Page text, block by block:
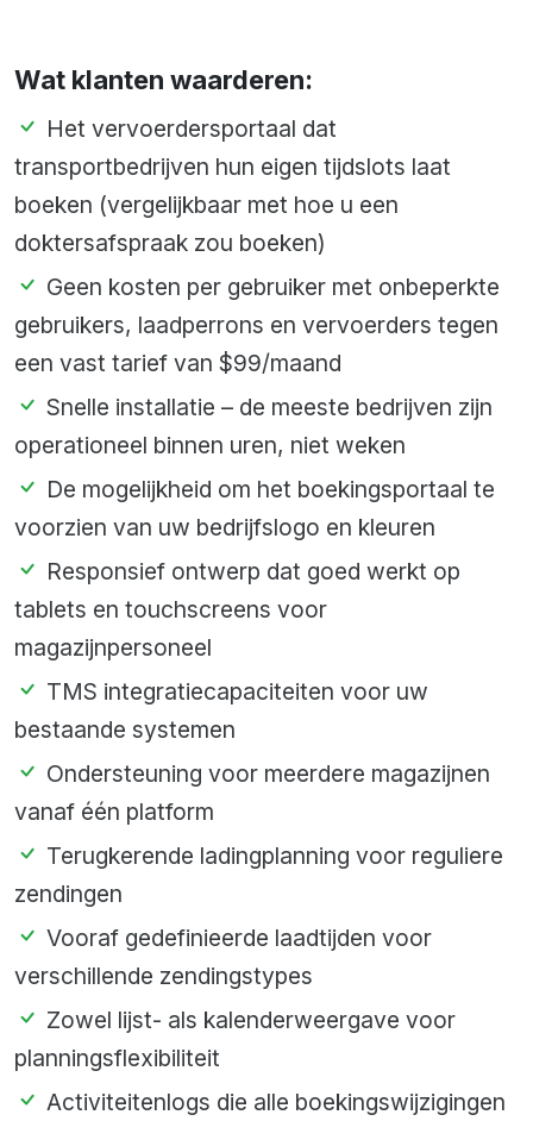
Wat klanten waarderen:
Het vervoerdersportaal dat
transportbedrijven hun eigen tijdslots laat
boeken (vergelijkbaar met hoe u een
doktersafspraak zou boeken)
Geen kosten per gebruiker met onbeperkte
gebruikers, laadperrons en vervoerders tegen
een vast tarief van $99/maand
Snelle installatie – de meeste bedrijven zijn
operationeel binnen uren, niet weken
De mogelijkheid om het boekingsportaal te
voorzien van uw bedrijfslogo en kleuren
Responsief ontwerp dat goed werkt op
tablets en touchscreens voor
magazijnpersoneel
TMS integratiecapaciteiten voor uw
bestaande systemen
Ondersteuning voor meerdere magazijnen
vanaf één platform
Terugkerende ladingplanning voor reguliere
zendingen
Vooraf gedefinieerde laadtijden voor
verschillende zendingstypes
Zowel lijst- als kalenderweergave voor
planningsflexibiliteit
Activiteitenlogs die alle boekingswijzigingen